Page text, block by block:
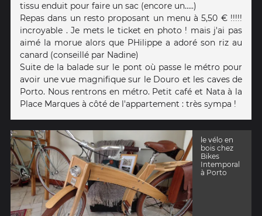
tissu enduit pour faire un sac (encore un.....)
Repas dans un resto proposant un menu à 5,50 € !!!!!
incroyable . Je mets le ticket en photo ! mais j'ai pas
aimé la morue alors que PHilippe a adoré son riz au
canard (conseillé par Nadine)
Suite de la balade sur le pont où passe le métro pour
avoir une vue magnifique sur le Douro et les caves de
Porto. Nous rentrons en métro. Petit café et Nata à la
Place Marques à côté de l'appartement : très sympa !
le vélo en
bois chez
Bikes
Intemporal
à Porto